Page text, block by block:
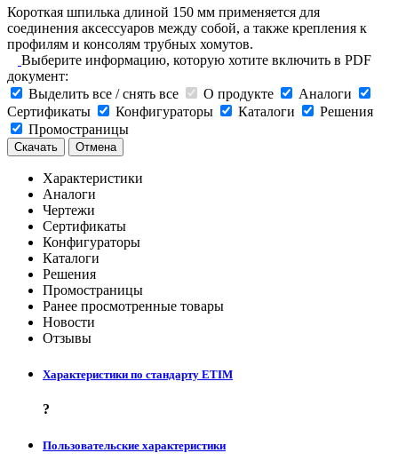
Короткая шпилька длиной 150 мм применяется для
соединения аксессуаров между собой, а также крепления к
профилям и консолям трубных хомутов.
Выберите информацию, которую хотите включить в PDF
документ:
Выделить все / снять все
О продукте
Аналоги
Сертификаты
Конфигураторы Каталоги
Решения
Промостраницы
Скачать Отмена
Характеристики
Аналоги
Чертежи
Сертификаты
Конфигураторы
Каталоги
Решения
Промостраницы
Ранее просмотренные товары
Новости
Отзывы
Характеристики по стандарту ETIM
?
Пользовательские характеристики